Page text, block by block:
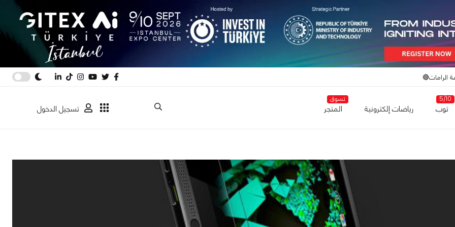
الرامات🔴
5/10
توب رياضات إلكترونية
تسوق
المتجر تسجيل الدخول